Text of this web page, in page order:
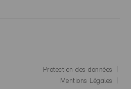
Protection des données
Mentions Légales